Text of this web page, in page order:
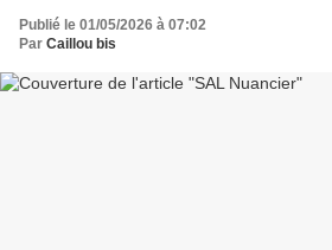
Publié le 01/05/2026 à 07:02
Par Caillou bis